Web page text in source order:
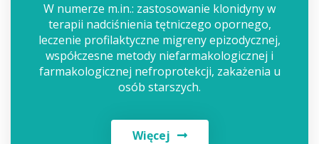
W numerze m.in.: zastosowanie klonidyny w
terapii nadciśnienia tętniczego opornego,
leczenie profilaktyczne migreny epizodycznej,
współczesne metody niefarmakologicznej i
farmakologicznej nefroprotekcji, zakażenia u
osób starszych.
Więcej